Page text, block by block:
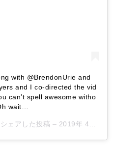
with @BrendonUrie and
and I co-directed the vid
can’t spell awesome witho
wait…
ェアした投稿 – 2019年 4月月25日午後9時08分PDT